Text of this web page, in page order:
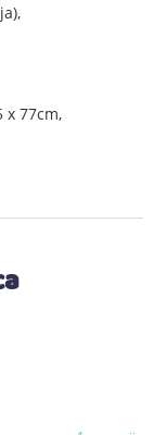
x 77cm,